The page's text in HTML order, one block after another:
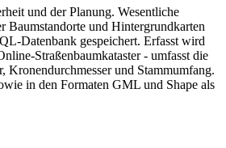
und der Planung. Wesentliche
Baumstandorte und Hintergrundkarten
Datenbank gespeichert. Erfasst wird
Straßenbaumkataster - umfasst die
Kronendurchmesser und Stammumfang.
in den Formaten GML und Shape als